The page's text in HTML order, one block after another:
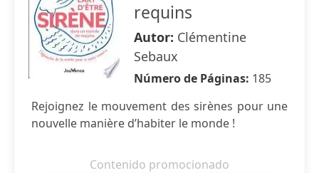
requins
Autor: Clémentine
Sebaux
Número de Páginas: 185
Rejoignez le mouvement des sirènes pour une
nouvelle manière d’habiter le monde !
Contenido promocionado